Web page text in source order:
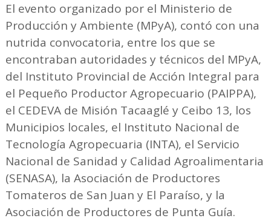
El evento organizado por el Ministerio de
Producción y Ambiente (MPyA), contó con una
nutrida convocatoria, entre los que se
encontraban autoridades y técnicos del MPyA,
del Instituto Provincial de Acción Integral para
el Pequeño Productor Agropecuario (PAIPPA),
el CEDEVA de Misión Tacaaglé y Ceibo 13, los
Municipios locales, el Instituto Nacional de
Tecnología Agropecuaria (INTA), el Servicio
Nacional de Sanidad y Calidad Agroalimentaria
(SENASA), la Asociación de Productores
Tomateros de San Juan y El Paraíso, y la
Asociación de Productores de Punta Guía.